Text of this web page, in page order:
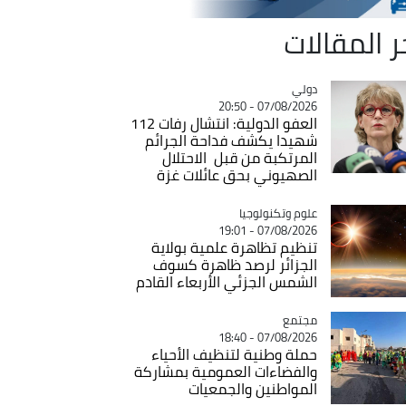
المقالات
Catégorie
دولي
07/08/2026 - 20:50
العفو الدولية: انتشال رفات 112
شهيدا يكشف فداحة الجرائم
المرتكبة من قبل الاحتلال
الصهيوني بحق عائلات غزة
Catégorie
علوم وتكنولوجيا
07/08/2026 - 19:01
تنظيم تظاهرة علمية بولاية
الجزائر لرصد ظاهرة كسوف
الشمس الجزئي الأربعاء القادم
Catégorie
مجتمع
07/08/2026 - 18:40
حملة وطنية لتنظيف الأحياء
والفضاءات العمومية بمشاركة
المواطنين والجمعيات